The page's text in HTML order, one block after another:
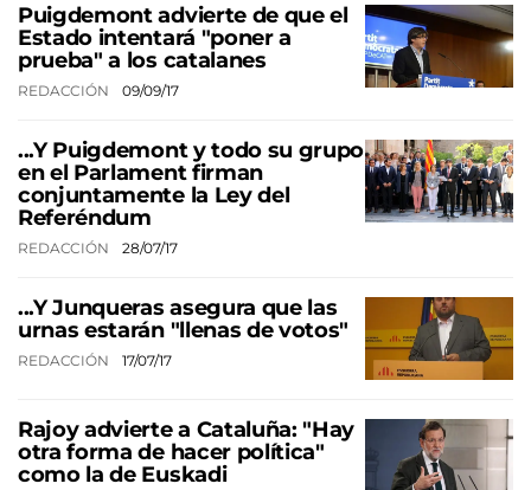
Puigdemont advierte de que el
Estado intentará "poner a
prueba" a los catalanes
REDACCIÓN 09/09/17
...Y Puigdemont y todo su grupo
en el Parlament firman
conjuntamente la Ley del
Referéndum
REDACCIÓN 28/07/17
...Y Junqueras asegura que las
urnas estarán "llenas de votos"
REDACCIÓN 17/07/17
Rajoy advierte a Cataluña: "Hay
otra forma de hacer política"
como la de Euskadi